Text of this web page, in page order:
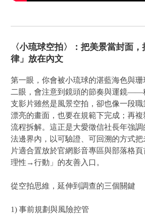
〈小琉球空拍〉：把美景當封面
律」放在內文
第一眼，你會被小琉球的湛藍海色與
二眼，會注意到鏡頭的節奏與運鏡——
支影片雖然是風景空拍，卻也像一段
漂亮的畫面，也要在規範下完成；再複
流程拆解。這正是大愛徵信社長年強
法邊界內，以可驗證、可回溯的方式
片適合置放於官網影音專區與部落格
理性→行動」的友善入口。
從空拍思維，延伸到調查的三個關鍵
1) 事前規劃與風險控管